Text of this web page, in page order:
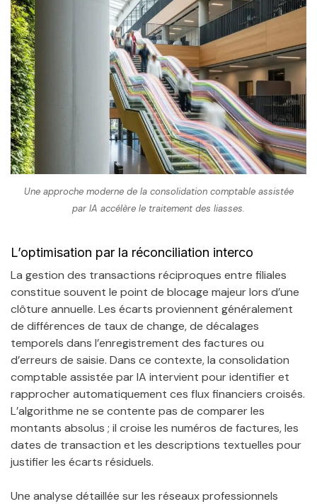
Une approche moderne de la consolidation comptable assistée
par IA accélère le traitement des liasses.
L’optimisation par la réconciliation interco
La gestion des transactions réciproques entre filiales
constitue souvent le point de blocage majeur lors d’une
clôture annuelle. Les écarts proviennent généralement
de différences de taux de change, de décalages
temporels dans l’enregistrement des factures ou
d’erreurs de saisie. Dans ce contexte, la consolidation
comptable assistée par IA intervient pour identifier et
rapprocher automatiquement ces flux financiers croisés.
L’algorithme ne se contente pas de comparer les
montants absolus ; il croise les numéros de factures, les
dates de transaction et les descriptions textuelles pour
justifier les écarts résiduels.
Une analyse détaillée sur les réseaux professionnels